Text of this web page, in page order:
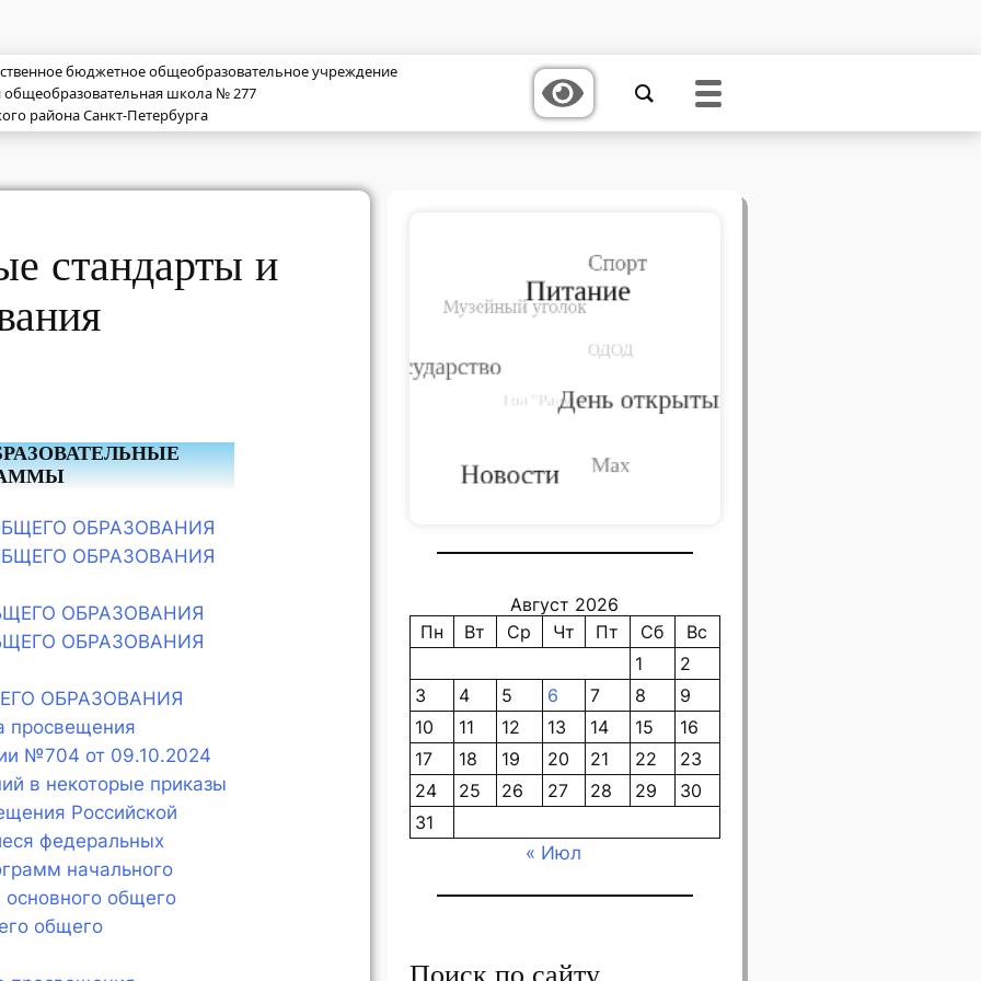
бюджетное общеобразовательное учреждение
общеобразовательная школа № 277
района Санкт-Петербурга
стандарты и
ОБРАЗОВАНИЯ
ОБРАЗОВАНИЯ
ОБРАЗОВАНИЯ
ОБРАЗОВАНИЯ
ОБРАЗОВАНИЯ
просвещения
№704 от 09.10.2024
в некоторые приказы
Российской
федеральных
начального
общего
общего
Август 2026
Пн
Вт Ср Чт Пт Сб
Вс
1
2
3
4 5 6 7 8
9
10
11 12 13 14 15
16
17
18 19 20 21 22
23
24
25 26 27 28 29
30
31
« Июл